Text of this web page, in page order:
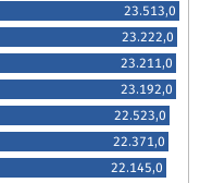
23.513,0
23.222,0
23.211,0
23.192,0
22.523,0
22.371,0
22.145,0